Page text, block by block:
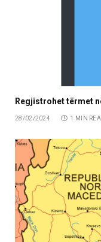
Regjistrohet tërmet
28/02/2024 1 MIN